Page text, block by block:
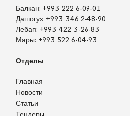
Балкан: +993 222 6-09-01
Дашогуз: +993 346 2-48-90
Лебап: +993 422 3-26-83
Мары: +993 522 6-04-93
Отделы
Главная
Новости
Статьи